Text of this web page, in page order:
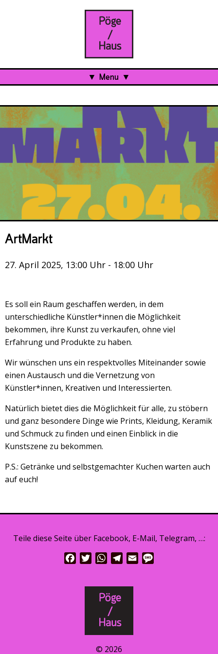
Menu
Projects
Über uns
Was ist das Pöge-Haus?
Team
Organisation
Mitarbeit
Veranstaltungsrückblick
Presse/Newsletter
ArtMarkt
27. April 2025, 13:00 Uhr - 18:00 Uhr
Es soll ein Raum geschaffen werden, in dem
unterschiedliche Künstler*innen die Möglichkeit
bekommen, ihre Kunst zu verkaufen, ohne viel
Erfahrung und Produkte zu haben.
Wir wünschen uns ein respektvolles Miteinander sowie
einen Austausch und die Vernetzung von
Künstler*innen, Kreativen und Interessierten.
Natürlich bietet dies die Möglichkeit für alle, zu stöbern
und ganz besondere Dinge wie Prints, Kleidung, Keramik
und Schmuck zu finden und einen Einblick in die
Kunstszene zu bekommen.
P.S.: Getränke und selbstgemachter Kuchen warten auch
auf euch!
Teile diese Seite über Facebook, E-Mail, Telegram, …:
FacebookTwitterWhatsApp
Telegram
Email
© 2026